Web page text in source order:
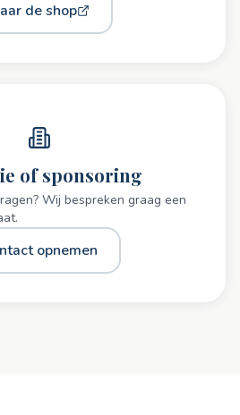
de shop
of sponsoring
Wij bespreken graag een
opnemen